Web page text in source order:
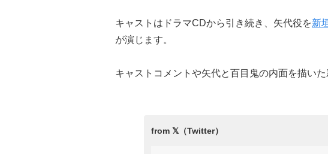
キャストはドラマCDから引き続き、矢代役を新
が演じます。
キャストコメントや矢代と百目鬼の内面を描い